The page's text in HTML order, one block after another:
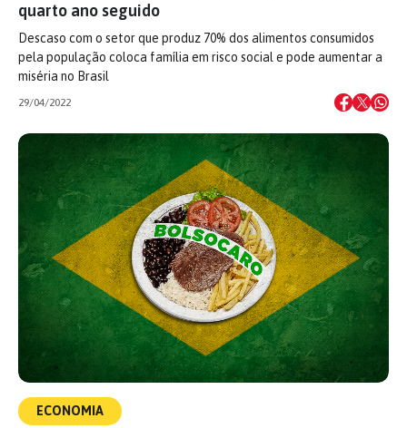
quarto ano seguido
Descaso com o setor que produz 70% dos alimentos consumidos
pela população coloca família em risco social e pode aumentar a
miséria no Brasil
29/04/2022
ECONOMIA